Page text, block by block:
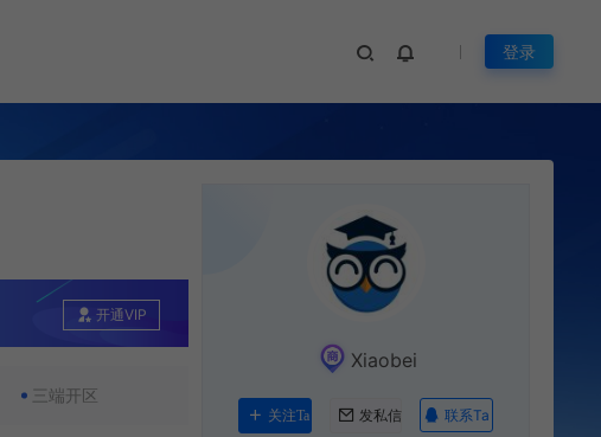
登录
开通VIP
三端开区
Xiaobei
关注Ta 发私信 联系Ta